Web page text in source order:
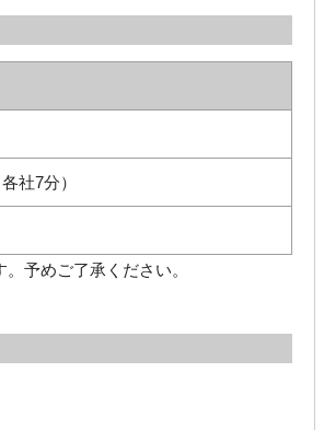
社7分）
予めご了承ください。